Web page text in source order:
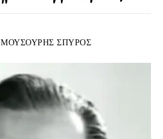
ΜΟΥΣΟΎΡΗΣ ΣΠΎΡΟΣ